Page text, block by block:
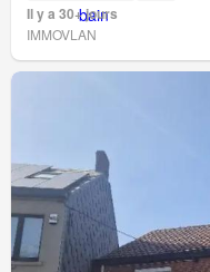
Il y a 30+ jours
IMMOVLAN